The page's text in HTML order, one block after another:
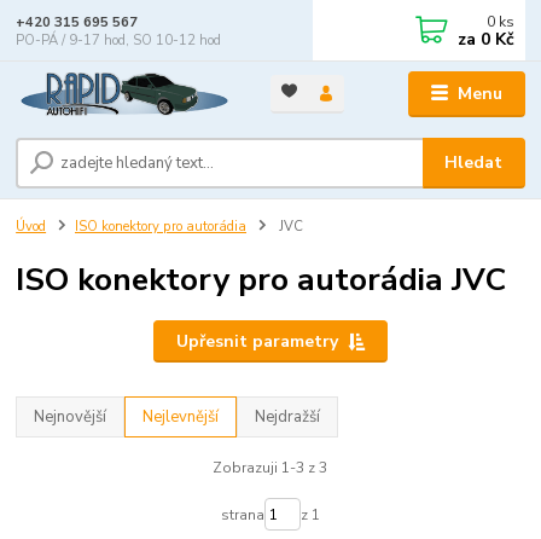
Menu
Hledat
+420 315 695 567
PO-PÁ / 9-17 hod, SO 10-12 hod
0 ks
za 0 Kč
Úvod ISO konektory pro autorádia JVC
ISO konektory pro autorádia JVC
Upřesnit parametry
Nejnovější Nejlevnější Nejdražší
Zobrazuji 1-3 z 3
strana z 1